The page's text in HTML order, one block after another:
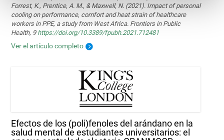
Forrest, K., Prentice, A. M., & Maxwell, N. (2021). Impact of personal
cooling on performance, comfort and heat strain of healthcare
workers in PPE, a study from West Africa. Frontiers in Public
Health, 9 https://doi.org/10.3389/fpubh.2021.712481
Ver el artículo completo
Efectos de los (poli)fenoles del arándano en la
salud mental de estudiantes universitarios: el